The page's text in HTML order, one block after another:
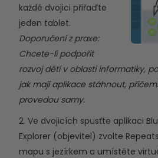
každé dvojici přiřaďte
jeden tablet.
Doporučení z praxe:
Chcete-li podpořit
rozvoj dětí v oblasti informatiky,
jak mají aplikace stáhnout,
provedou samy.
2. Ve dvojicích spusťte aplikaci
Explorer (objevitel) zvolte
mapu s jezírkem a umístěte